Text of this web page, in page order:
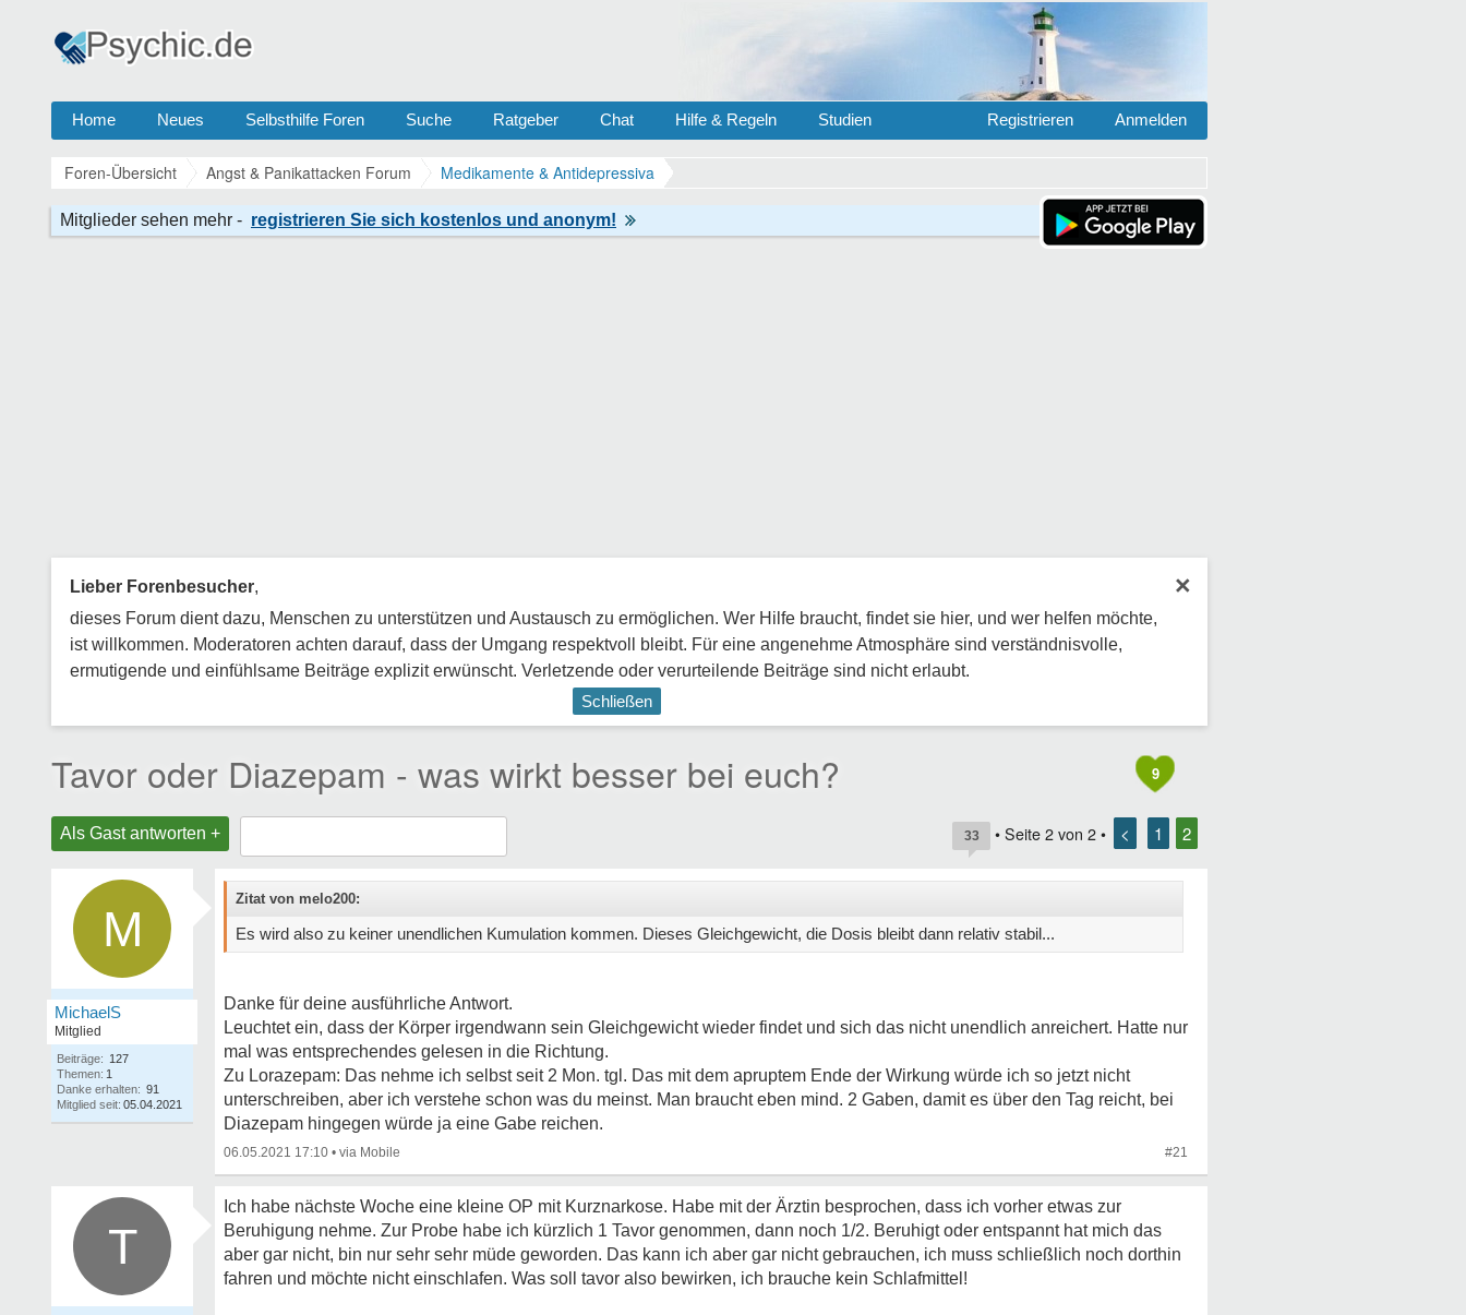
Home Neues Selbsthilfe Foren Suche Ratgeber Chat Hilfe & Regeln Studien Anmelden
Registrieren
Foren-Übersicht Angst & Panikattacken Forum Medikamente & Antidepressiva
×
Lieber Forenbesucher,
dieses Forum dient dazu, Menschen zu unterstützen und Austausch zu ermöglichen. Wer Hilfe braucht, findet sie hier, und wer helfen möchte,
ist willkommen. Moderatoren achten darauf, dass der Umgang respektvoll bleibt. Für eine angenehme Atmosphäre sind verständnisvolle,
ermutigende und einfühlsame Beiträge explizit erwünscht. Verletzende oder verurteilende Beiträge sind nicht erlaubt.
Schließen
9
Tavor oder Diazepam - was wirkt besser bei euch?
Als Gast antworten + 33 • Seite 2 von 2 • < 1 2
M
MichaelS
Mitglied
Beiträge: 127
Themen: 1
Danke erhalten: 91
Mitglied seit: 05.04.2021
Zitat von melo200:
Es wird also zu keiner unendlichen Kumulation kommen. Dieses Gleichgewicht, die Dosis bleibt dann relativ stabil...
Danke für deine ausführliche Antwort.
Leuchtet ein, dass der Körper irgendwann sein Gleichgewicht wieder findet und sich das nicht unendlich anreichert. Hatte nur
mal was entsprechendes gelesen in die Richtung.
Zu Lorazepam: Das nehme ich selbst seit 2 Mon. tgl. Das mit dem apruptem Ende der Wirkung würde ich so jetzt nicht
unterschreiben, aber ich verstehe schon was du meinst. Man braucht eben mind. 2 Gaben, damit es über den Tag reicht, bei
Diazepam hingegen würde ja eine Gabe reichen.
06.05.2021 17:10 • #21
T
Ich habe nächste Woche eine kleine OP mit Kurznarkose. Habe mit der Ärztin besprochen, dass ich vorher etwas zur
Beruhigung nehme. Zur Probe habe ich kürzlich 1 Tavor genommen, dann noch 1/2. Beruhigt oder entspannt hat mich das
aber gar nicht, bin nur sehr sehr müde geworden. Das kann ich aber gar nicht gebrauchen, ich muss schließlich noch dorthin
fahren und möchte nicht einschlafen. Was soll tavor also bewirken, ich brauche kein Schlafmittel!